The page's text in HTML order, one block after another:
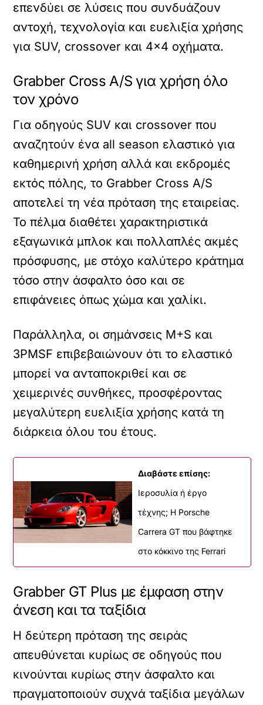
επενδύει σε λύσεις που συνδυάζουν
αντοχή, τεχνολογία και ευελιξία χρήσης
για SUV, crossover και 4×4 οχήματα.
Grabber Cross A/S για χρήση όλο
τον χρόνο
Για οδηγούς SUV και crossover που
αναζητούν ένα all season ελαστικό για
καθημερινή χρήση αλλά και εκδρομές
εκτός πόλης, το Grabber Cross A/S
αποτελεί τη νέα πρόταση της εταιρείας.
Το πέλμα διαθέτει χαρακτηριστικά
εξαγωνικά μπλοκ και πολλαπλές ακμές
πρόσφυσης, με στόχο καλύτερο κράτημα
τόσο στην άσφαλτο όσο και σε
επιφάνειες όπως χώμα και χαλίκι.
Παράλληλα, οι σημάνσεις M+S και
3PMSF επιβεβαιώνουν ότι το ελαστικό
μπορεί να ανταποκριθεί και σε
χειμερινές συνθήκες, προσφέροντας
μεγαλύτερη ευελιξία χρήσης κατά τη
διάρκεια όλου του έτους.
Διαβάστε επίσης:
Ιεροσυλία ή έργο
τέχνης; Η Porsche
Carrera GT που βάφτηκε
στο κόκκινο της Ferrari
Grabber GT Plus με έμφαση στην
άνεση και τα ταξίδια
Η δεύτερη πρόταση της σειράς
απευθύνεται κυρίως σε οδηγούς που
κινούνται κυρίως στην άσφαλτο και
πραγματοποιούν συχνά ταξίδια μεγάλων